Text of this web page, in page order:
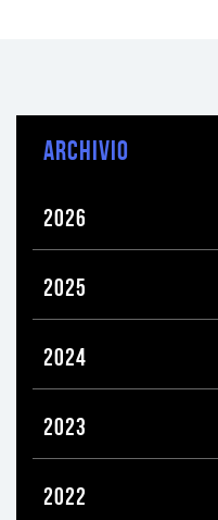
ARCHIVIO
2026
2025
2024
2023
2022